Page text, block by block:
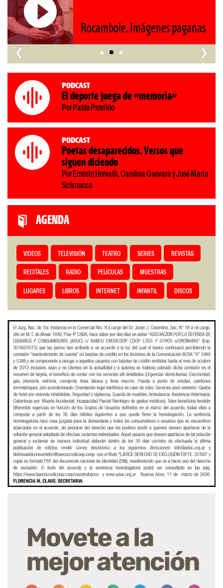
Rocambole. Imágenes paganas
‹ ›
Podcast
El deporte juega de «memoria»
Por Pablo Provitilo
Podcast
Poetas desaparecidos. Versos que
siguen diciendo
Por Ernesto Horvath, Carolina Guevara y José María
Schinocca
AGENDA
VIDEOS TELEVISIÓN TEATRO SERIES REVISTAS
RECITALES RADIO PELÍCULAS MUESTRAS
LUGARES LIBROS INTERNET INFANTIL DISCOS